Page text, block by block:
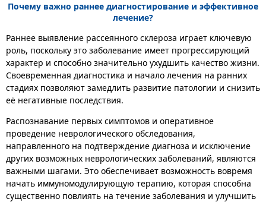
Почему важно раннее диагностирование и эффективное
лечение?
Раннее выявление рассеянного склероза играет ключевую
роль, поскольку это заболевание имеет прогрессирующий
характер и способно значительно ухудшить качество жизни.
Своевременная диагностика и начало лечения на ранних
стадиях позволяют замедлить развитие патологии и снизить
её негативные последствия.
Распознавание первых симптомов и оперативное
проведение неврологического обследования,
направленного на подтверждение диагноза и исключение
других возможных неврологических заболеваний, являются
важными шагами. Это обеспечивает возможность вовремя
начать иммуномодулирующую терапию, которая способна
существенно повлиять на течение заболевания и улучшить